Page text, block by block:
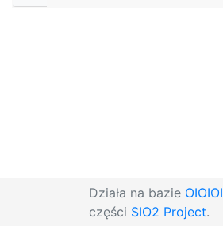
Działa na bazie OIOIOI
części SIO2 Project.